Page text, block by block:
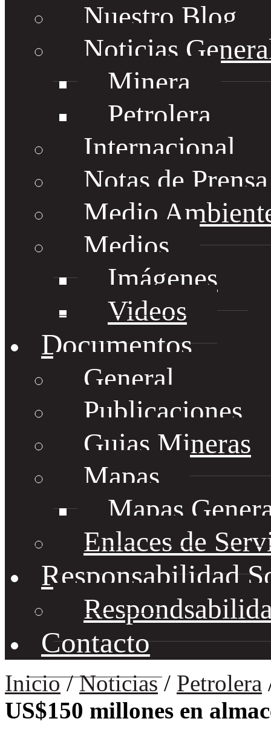
Nuestro Blog
Noticias
Minera
Petrolera
Internacional
Notas de
Medio
Medios
Imágenes
Videos
Documentos
General
Publicaciones
Guias Mineras
Mapas
Mapas
Enlaces de
Responsabilidad
Contacto
Inicio/Noticias/ Petrolera
US$150 millones en